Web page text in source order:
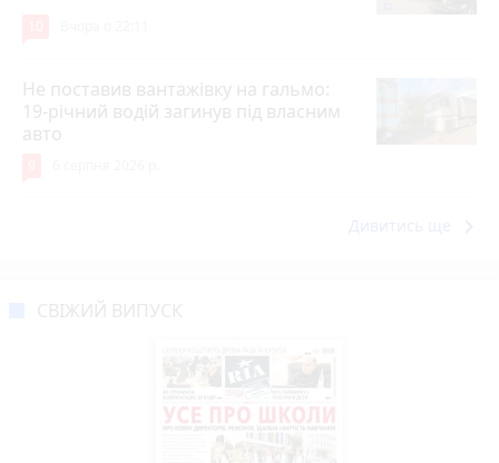
Не поставив вантажівку на гальмо:
19-річний водій загинув під власним
авто